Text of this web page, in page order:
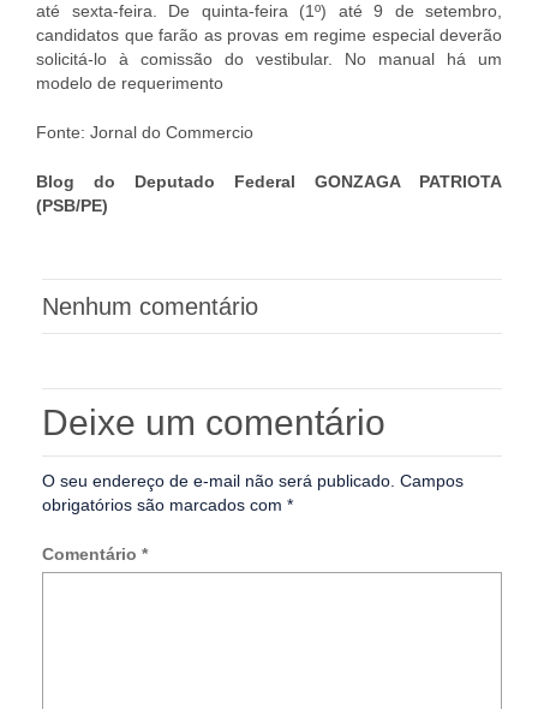
até sexta-feira. De quinta-feira (1º) até 9 de setembro,
candidatos que farão as provas em regime especial deverão
solicitá-lo à comissão do vestibular. No manual há um
modelo de requerimento
Fonte: Jornal do Commercio
Blog do Deputado Federal GONZAGA PATRIOTA
(PSB/PE)
Nenhum comentário
Deixe um comentário
O seu endereço de e-mail não será publicado. Campos
obrigatórios são marcados com *
Comentário *